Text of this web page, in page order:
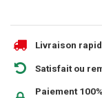
Livraison
Satisfait ou
Paiement